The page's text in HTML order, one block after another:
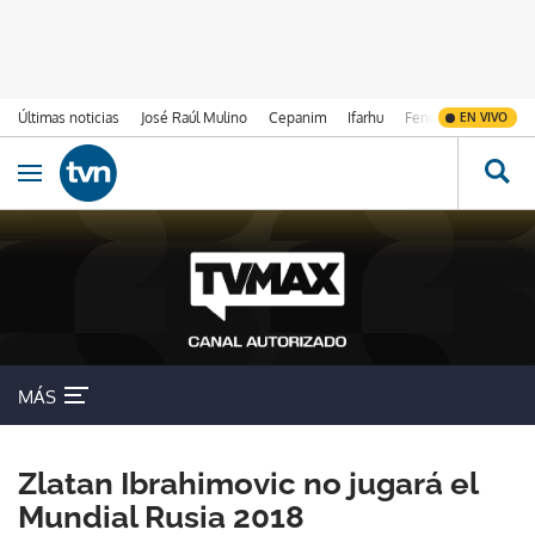
Últimas noticias José Raúl Mulino Cepanim Ifarhu Fenómeno de El
EN VIVO
Ir al contenido
Obrir navegació
MÁS
Zlatan Ibrahimovic no jugará el
Mundial Rusia 2018